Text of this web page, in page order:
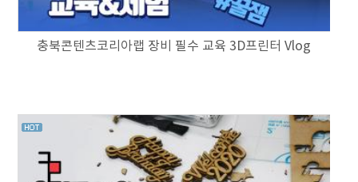
충북콘텐츠코리아랩 장비 필수 교육 3D프린터 Vlog